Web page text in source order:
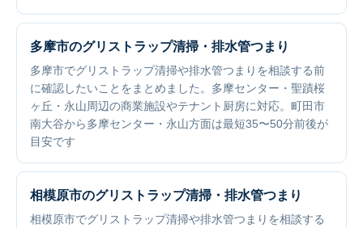
多摩市のグリストラップ清掃・排水管つまり
多摩市でグリストラップ清掃や排水管つまりを相談する前
に確認したいことをまとめました。多摩センター・聖蹟桜
ヶ丘・永山周辺の商業施設やテナント厨房に対応。町田市
南大谷から多摩センター・永山方面は最短35〜50分前後が
目安です
相模原市のグリストラップ清掃・排水管つまり
相模原市でグリストラップ清掃や排水管つまりを相談する